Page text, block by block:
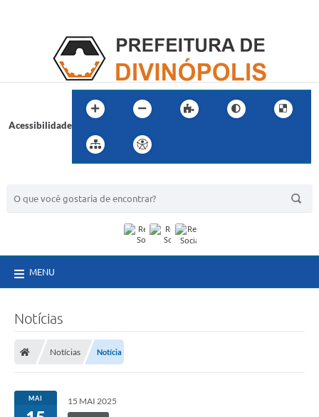
Acessibilidade
MENU
Notícias
Notícias Notícia
MAI 15 MAI 2025